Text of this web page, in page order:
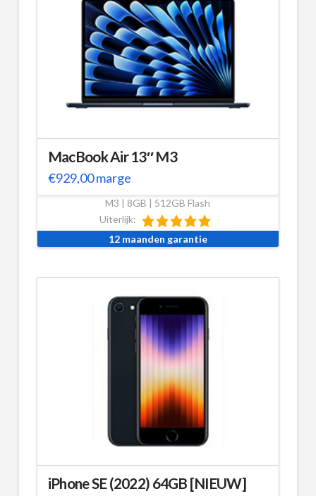
MacBook Air 13″ M3
€929,00marge
M3 | 8GB | 512GB Flash
Uiterlijk:
12 maanden garantie
iPhone SE (2022) 64GB [NIEUW]